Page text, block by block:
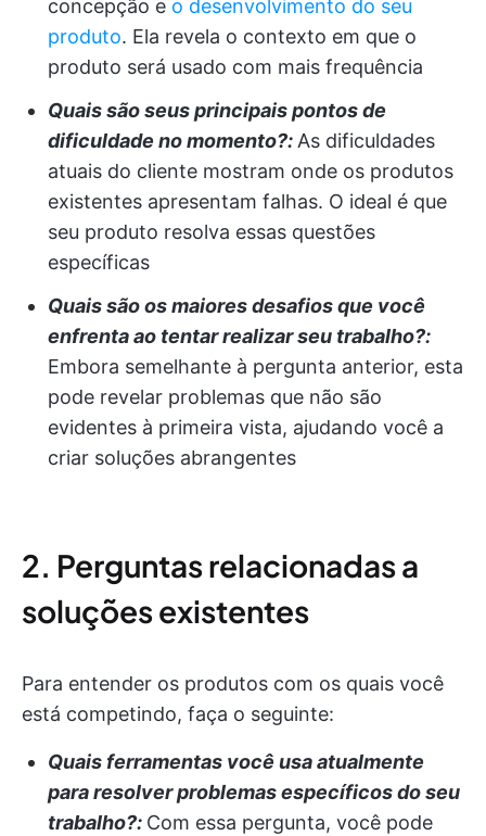
concepção e o desenvolvimento do seu
produto. Ela revela o contexto em que o
produto será usado com mais frequência
Quais são seus principais pontos de
dificuldade no momento?: As dificuldades
atuais do cliente mostram onde os produtos
existentes apresentam falhas. O ideal é que
seu produto resolva essas questões
específicas
Quais são os maiores desafios que você
enfrenta ao tentar realizar seu trabalho?:
Embora semelhante à pergunta anterior, esta
pode revelar problemas que não são
evidentes à primeira vista, ajudando você a
criar soluções abrangentes
2. Perguntas relacionadas a
soluções existentes
Para entender os produtos com os quais você
está competindo, faça o seguinte:
Quais ferramentas você usa atualmente
para resolver problemas específicos do seu
trabalho?: Com essa pergunta, você pode